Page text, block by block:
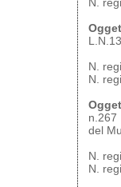
N.
N.
n.267
del
N.
N.